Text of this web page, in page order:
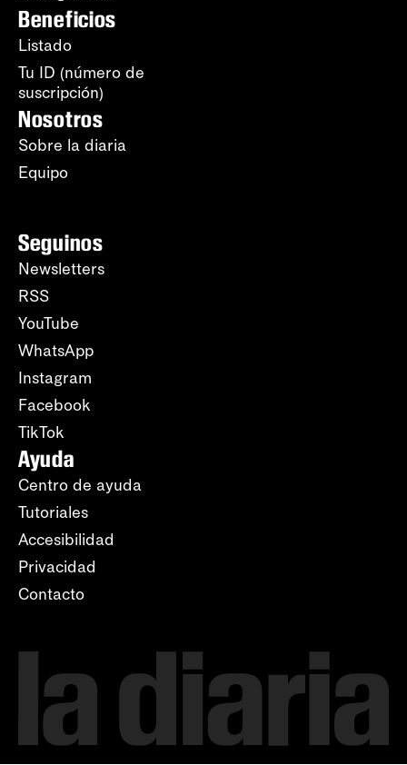
Beneficios
Listado
Tu ID (número de
suscripción)
Nosotros
Sobre la diaria
Equipo
Seguinos
Newsletters
RSS
YouTube
WhatsApp
Instagram
Facebook
TikTok
Ayuda
Centro de ayuda
Tutoriales
Accesibilidad
Privacidad
Contacto